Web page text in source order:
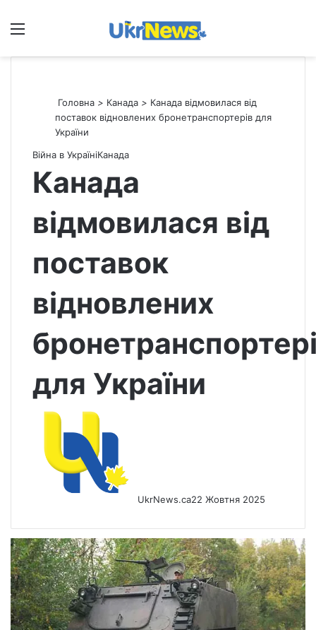
Меню
Головна > Канада > Канада відмовилася від
поставок відновлених бронетранспортерів для
України
Війна в УкраїніКанада
Канада
відмовилася від
поставок
відновлених
для України
UkrNews.ca22 Жовтня 2025